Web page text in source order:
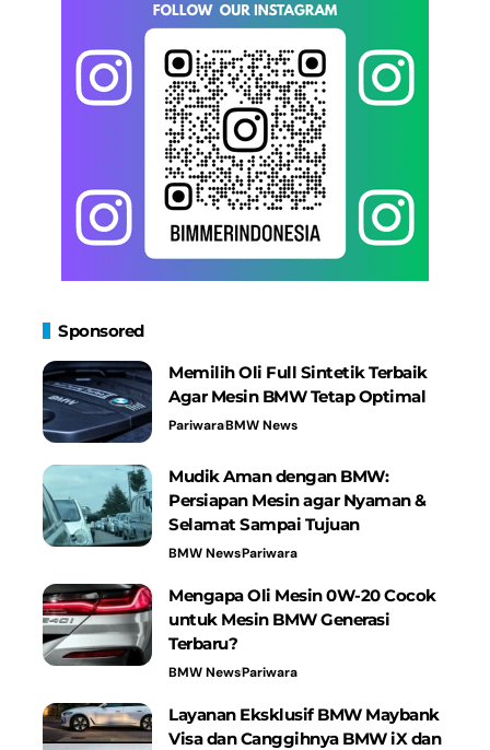
Sponsored
Memilih Oli Full Sintetik Terbaik
Agar Mesin BMW Tetap Optimal
PariwaraBMW News
Mudik Aman dengan BMW:
Persiapan Mesin agar Nyaman &
Selamat Sampai Tujuan
BMW NewsPariwara
Mengapa Oli Mesin 0W-20 Cocok
untuk Mesin BMW Generasi
Terbaru?
BMW NewsPariwara
Layanan Eksklusif BMW Maybank
Visa dan Canggihnya BMW iX dan